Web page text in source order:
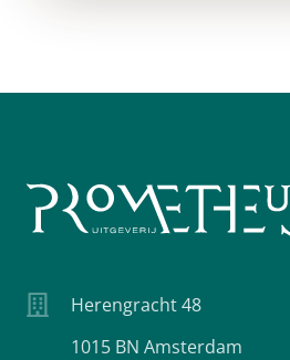
Herengracht 48
1015 BN Amsterdam